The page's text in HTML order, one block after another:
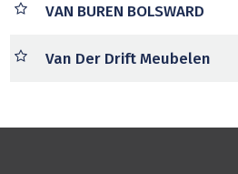
VAN BUREN BOLSWARD
Van Der Drift Meubelen